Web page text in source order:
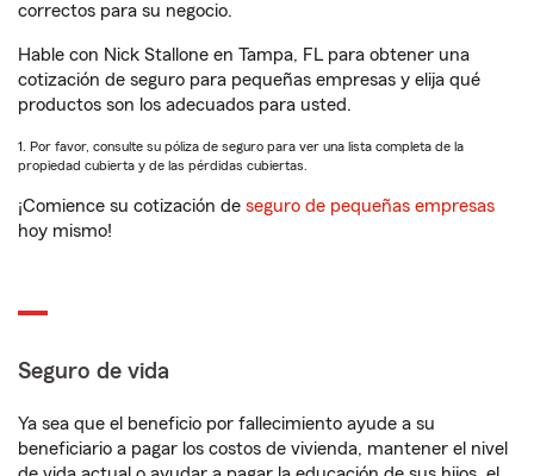
correctos para su negocio.
Hable con Nick Stallone en Tampa, FL para obtener una
cotización de seguro para pequeñas empresas y elija qué
productos son los adecuados para usted.
1. Por favor, consulte su póliza de seguro para ver una lista completa de la
propiedad cubierta y de las pérdidas cubiertas.
¡Comience su cotización de seguro de pequeñas empresas
hoy mismo!
Seguro de vida
Ya sea que el beneficio por fallecimiento ayude a su
beneficiario a pagar los costos de vivienda, mantener el nivel